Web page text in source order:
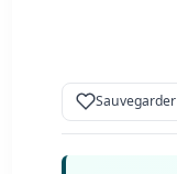
Sauvegarder